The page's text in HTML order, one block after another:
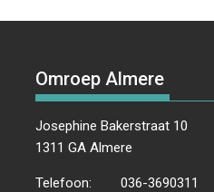
Omroep Almere
Josephine Bakerstraat 10
1311 GA Almere
Telefoon:
036-3690311